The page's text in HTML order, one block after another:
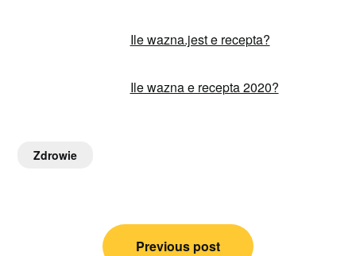
Ile wazna.jest e recepta?
Ile wazna e recepta 2020?
Zdrowie
Nawigacja
Previous post